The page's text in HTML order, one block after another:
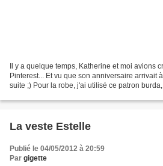
Il y a quelque temps, Katherine et moi avions
Pinterest... Et vu que son anniversaire arrivait
suite ;) Pour la robe, j'ai utilisé ce patron
La veste Estelle
Publié le 04/05/2012 à 20:59
Par gigette